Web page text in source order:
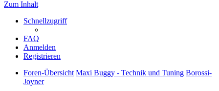
Zum Inhalt
Schnellzugriff
FAQ
Anmelden
Registrieren
Foren-Übersicht Maxi Buggy - Technik und Tuning Borossi-
Joyner